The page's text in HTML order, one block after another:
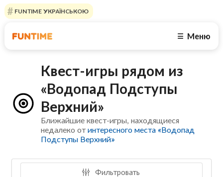
FUNTIME УКРАЇНСЬКОЮ
☰ Меню
Квест-игры рядом из
«Водопад Подступы
Верхний»
Ближайшие квест-игры, находящиеся
недалеко отинтересного места «Водопад
Подступы Верхний»
Фильтровать